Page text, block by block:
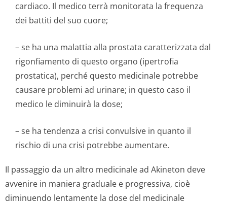
cardiaco. Il medico terrà monitorata la frequenza
dei battiti del suo cuore;
– se ha una malattia alla prostata caratterizzata dal
rigonfiamento di questo organo (ipertrofia
prostatica), perché questo medicinale potrebbe
causare problemi ad urinare; in questo caso il
medico le diminuirà la dose;
– se ha tendenza a crisi convulsive in quanto il
rischio di una crisi potrebbe aumentare.
Il passaggio da un altro medicinale ad Akineton deve
avvenire in maniera graduale e progressiva, cioè
diminuendo lentamente la dose del medicinale